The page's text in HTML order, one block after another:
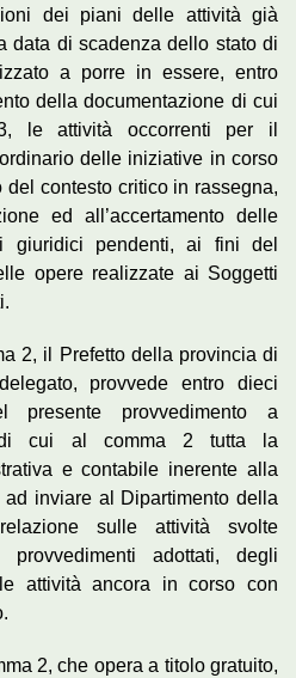
dei piani delle attività già
data di scadenza dello stato di
a porre in essere, entro
della documentazione di cui
le attività occorrenti per il
delle iniziative in corso
contesto critico in rassegna,
ed all’accertamento delle
giuridici pendenti, ai fini del
opere realizzate ai Soggetti
2, il Prefetto della provincia di
provvede entro dieci
presente provvedimento a
di cui al comma 2 tutta la
e contabile inerente alla
inviare al Dipartimento della
sulle attività svolte
provvedimenti adottati, degli
attività ancora in corso con
2, che opera a titolo gratuito,